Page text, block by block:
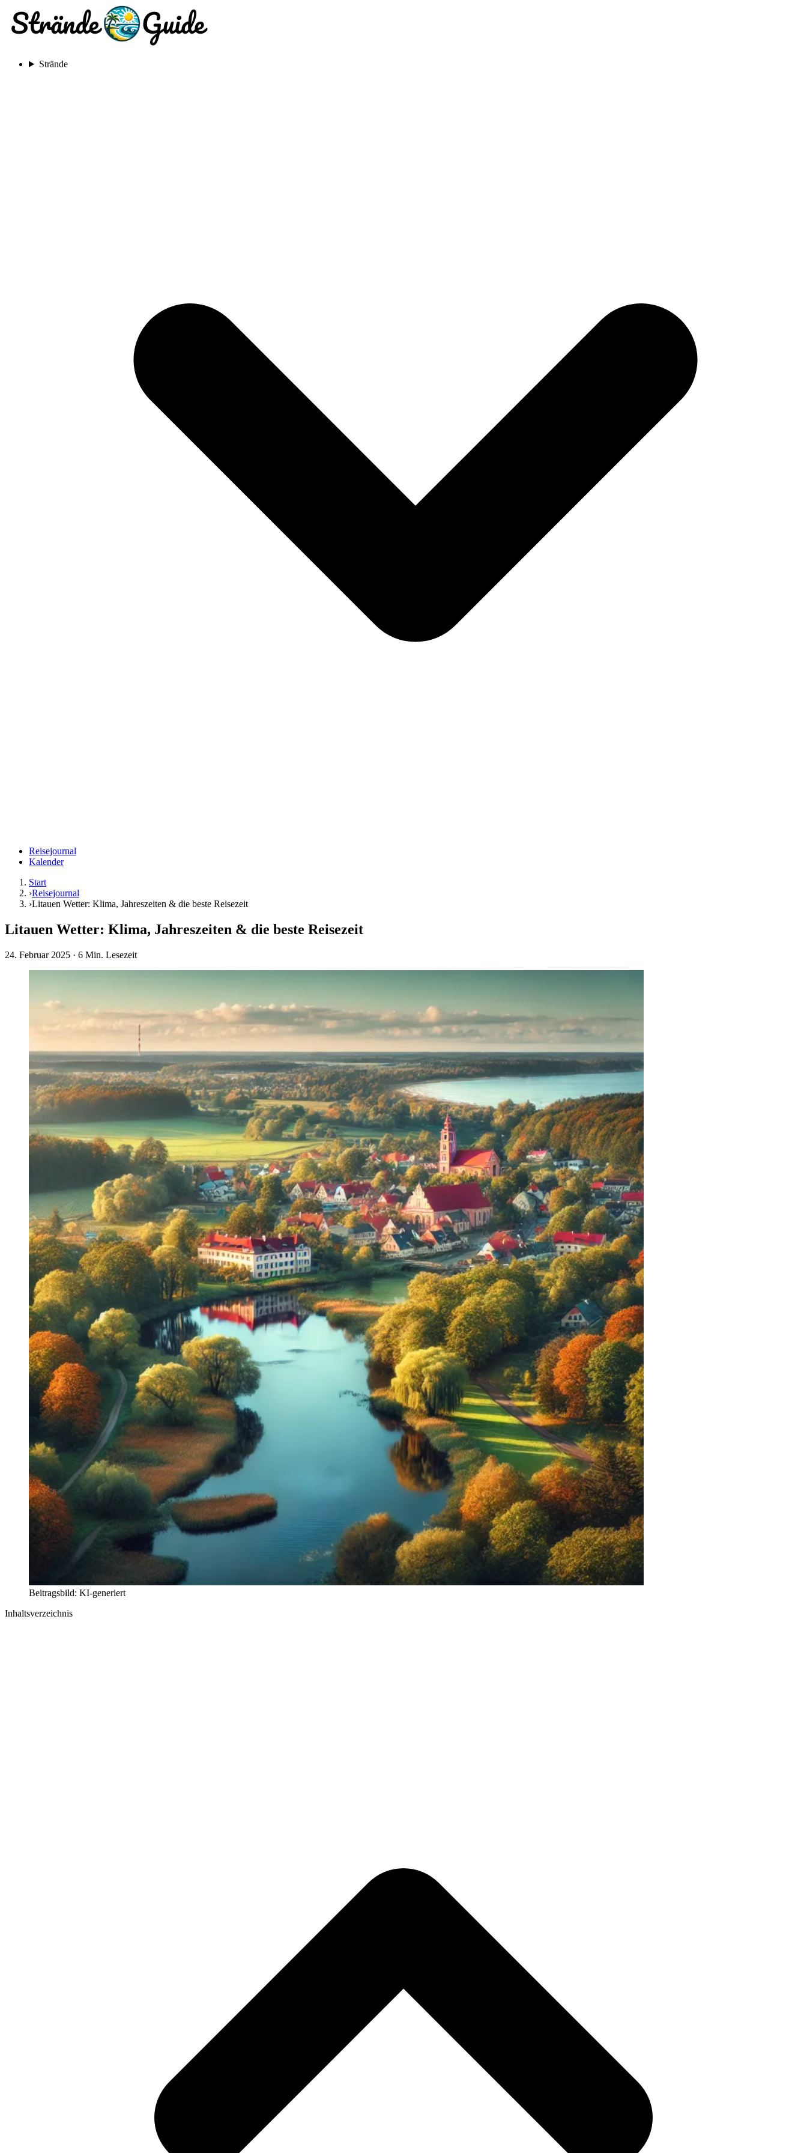
Strände
Reisejournal
Kalender
Start
›Reisejournal
›Litauen Wetter: Klima, Jahreszeiten & die beste Reisezeit
Litauen Wetter: Klima, Jahreszeiten & die beste Reisezeit
24. Februar 2025 · 6 Min. Lesezeit
Beitragsbild: KI-generiert
Inhaltsverzeichnis